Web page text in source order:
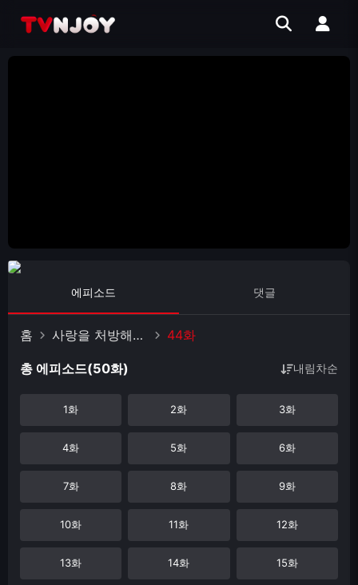
에피소드 댓글
홈 사랑을 처방해드립니다 44화
총 에피소드(50화) 내림차순
1화 2화 3화
4화 5화 6화
7화 8화 9화
10화 11화 12화
13화 14화 15화